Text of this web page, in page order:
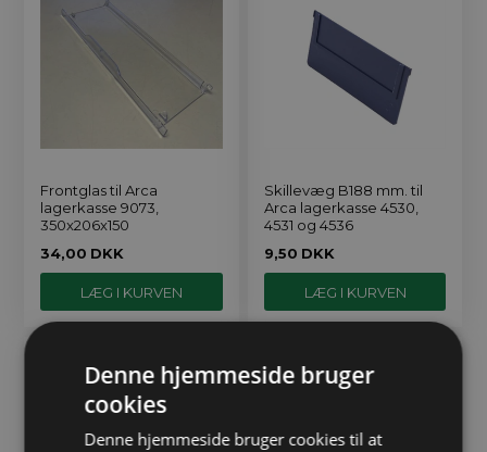
Frontglas til Arca
lagerkasse 9073,
350x206x150
34,00 DKK
Skillevæg B188 mm. til
Arca lagerkasse 4530,
4531 og 4536
9,50 DKK
Denne hjemmeside bruger
cookies
Denne hjemmeside bruger cookies til at